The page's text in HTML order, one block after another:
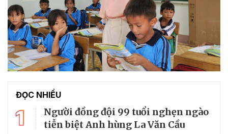
ĐỌC NHIỀU
1
Người đồng đội 99 tuổi nghẹn ngào
tiễn biệt Anh hùng La Văn Cầu